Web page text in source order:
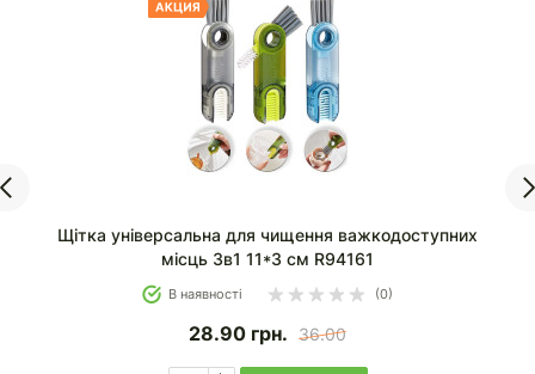
Щітка для миття вікон і важкодоступних місць 13*10
см R37150
В наявності (0)
23.90 грн. 28.80